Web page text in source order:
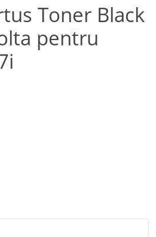
Toner Black
pentru